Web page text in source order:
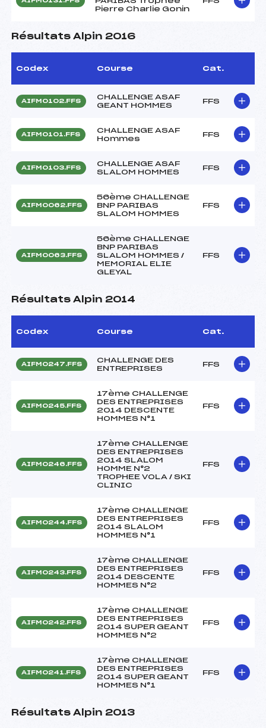
Pierre Charlie Gonin
Résultats Alpin 2016
Codex Course Cat.
AIFM0102.FFS
CHALLENGE ASAF
GEANT HOMMES
FFS
AIFM0101.FFS
CHALLENGE ASAF
Hommes
FFS
AIFM0103.FFS
CHALLENGE ASAF
SLALOM HOMMES
FFS
AIFM0062.FFS
56ème CHALLENGE
BNP PARIBAS
SLALOM HOMMES
FFS
AIFM0063.FFS
56ème CHALLENGE
BNP PARIBAS
SLALOM HOMMES /
MEMORIAL ELIE
GLEYAL
FFS
Résultats Alpin 2014
Codex Course Cat.
AIFM0247.FFS
CHALLENGE DES
ENTREPRISES
FFS
AIFM0245.FFS
17ème CHALLENGE
DES ENTREPRISES
2014 DESCENTE
HOMMES N°1
FFS
AIFM0246.FFS
17ème CHALLENGE
DES ENTREPRISES
2014 SLALOM
HOMME N°2
TROPHEE VOLA / SKI
CLINIC
FFS
AIFM0244.FFS
17ème CHALLENGE
DES ENTREPRISES
2014 SLALOM
HOMMES N°1
FFS
AIFM0243.FFS
17ème CHALLENGE
DES ENTREPRISES
2014 DESCENTE
HOMMES N°2
FFS
AIFM0242.FFS
17ème CHALLENGE
DES ENTREPRISES
2014 SUPER GEANT
HOMMES N°2
FFS
AIFM0241.FFS
17ème CHALLENGE
DES ENTREPRISES
2014 SUPER GEANT
HOMMES N°1
FFS
Résultats Alpin 2013